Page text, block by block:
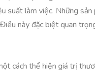
suất làm việc. Những
này đặc biệt quan
cách thể hiện giá trị